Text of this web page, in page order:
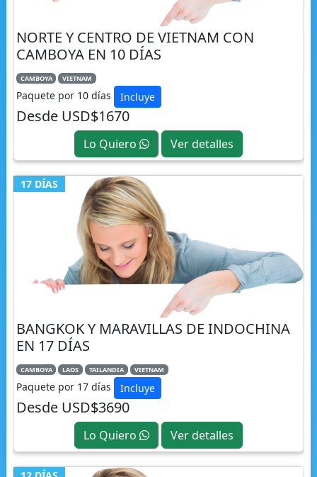
NORTE Y CENTRO DE VIETNAM CON
CAMBOYA EN 10 DÍAS
CAMBOYA VIETNAM
Paquete por 10 días Incluye
Desde USD$1670
Lo Quiero Ver detalles
17 DÍAS
BANGKOK Y MARAVILLAS DE INDOCHINA
EN 17 DÍAS
CAMBOYA LAOS TAILANDIA VIETNAM
Paquete por 17 días Incluye
Desde USD$3690
Lo Quiero Ver detalles